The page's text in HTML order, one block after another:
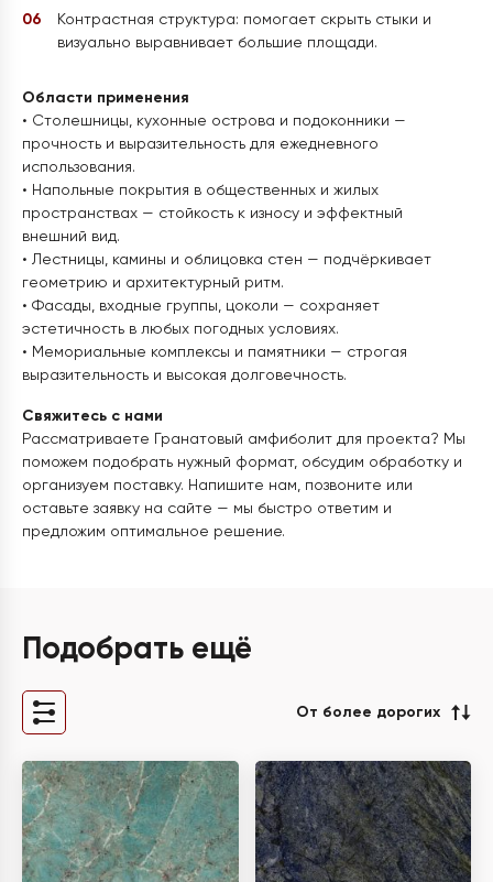
Контрастная структура: помогает скрыть стыки и
визуально выравнивает большие площади.
Области применения
• Столешницы, кухонные острова и подоконники —
прочность и выразительность для ежедневного
использования.
• Напольные покрытия в общественных и жилых
пространствах — стойкость к износу и эффектный
внешний вид.
• Лестницы, камины и облицовка стен — подчёркивает
геометрию и архитектурный ритм.
• Фасады, входные группы, цоколи — сохраняет
эстетичность в любых погодных условиях.
• Мемориальные комплексы и памятники — строгая
выразительность и высокая долговечность.
Свяжитесь с нами
Рассматриваете Гранатовый амфиболит для проекта? Мы
поможем подобрать нужный формат, обсудим обработку и
организуем поставку. Напишите нам, позвоните или
оставьте заявку на сайте — мы быстро ответим и
предложим оптимальное решение.
Подобрать ещё
От более дорогих